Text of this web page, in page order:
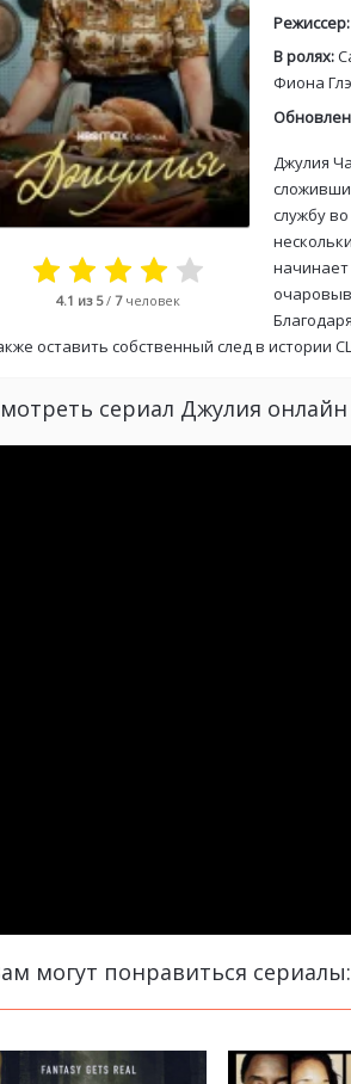
4.1 из 5/ 7 человек
Режиссер:
В ролях:
Фиона
Джулия
службу
оставить собственный след в истории
сериал Джулия онлайн
могут понравиться сериалы: